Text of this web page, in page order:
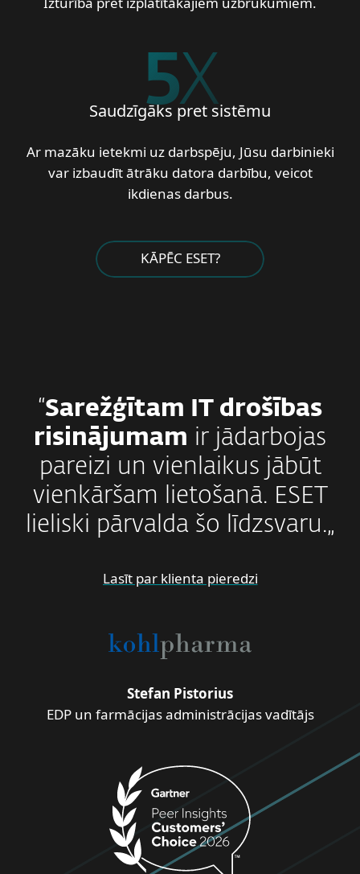
5X
Saudzīgāks pret sistēmu
Ar mazāku ietekmi uz darbspēju, Jūsu darbinieki
var izbaudīt ātrāku datora darbību, veicot
ikdienas darbus.
KĀPĒC ESET?
“Sarežģītam IT drošības
risinājumam ir jādarbojas
pareizi un vienlaikus jābūt
vienkāršam lietošanā. ESET
lieliski pārvalda šo līdzsvaru.„
Lasīt par klienta pieredzi
Stefan Pistorius
EDP ​​un farmācijas administrācijas vadītājs